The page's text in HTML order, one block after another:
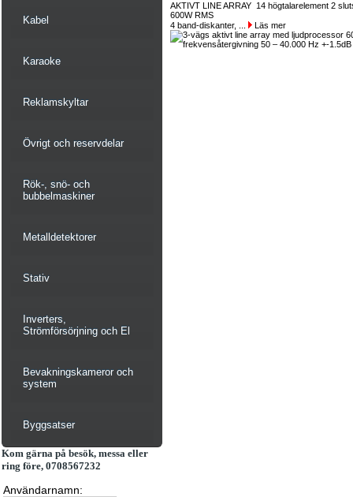
Kabel
Karaoke
Reklamskyltar
Övrigt och reservdelar
Rök-, snö- och
bubbelmaskiner
Metalldetektorer
Stativ
Inverters,
Strömförsörjning och El
Bevakningskameror och
system
Byggsatser
Kom gärna på besök, messa eller
ring före, 0708567232
Användarnamn:
AKTIVT LINE ARRAY 14 högtalarelement 2
600W RMS
4 band-diskanter, ...
Läs mer